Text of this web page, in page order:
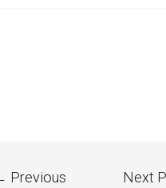
Previous
Next